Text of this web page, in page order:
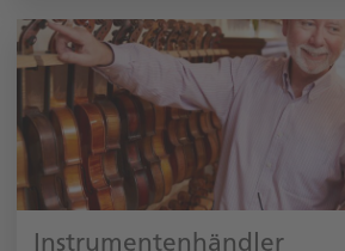
Instrumentenhändler